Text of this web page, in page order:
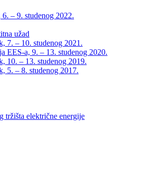
– 9. studenog 2022.
užad
7. – 10. studenog 2021.
EES-a, 9. – 13. studenog 2020.
10. – 13. studenog 2019.
5. – 8. studenog 2017.
tržišta električne energije